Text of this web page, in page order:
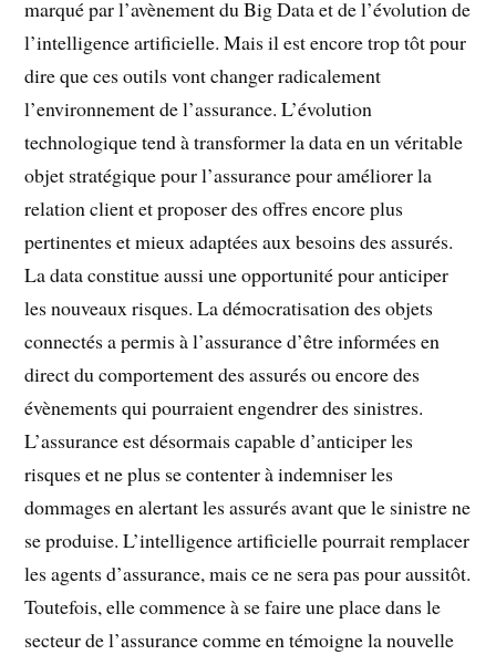
marqué par l’avènement du Big Data et de l’évolution de
l’intelligence artificielle. Mais il est encore trop tôt pour
dire que ces outils vont changer radicalement
l’environnement de l’assurance. L’évolution
technologique tend à transformer la data en un véritable
objet stratégique pour l’assurance pour améliorer la
relation client et proposer des offres encore plus
pertinentes et mieux adaptées aux besoins des assurés.
La data constitue aussi une opportunité pour anticiper
les nouveaux risques. La démocratisation des objets
connectés a permis à l’assurance d’être informées en
direct du comportement des assurés ou encore des
évènements qui pourraient engendrer des sinistres.
L’assurance est désormais capable d’anticiper les
risques et ne plus se contenter à indemniser les
dommages en alertant les assurés avant que le sinistre ne
se produise. L’intelligence artificielle pourrait remplacer
les agents d’assurance, mais ce ne sera pas pour aussitôt.
Toutefois, elle commence à se faire une place dans le
secteur de l’assurance comme en témoigne la nouvelle